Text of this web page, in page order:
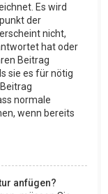
Es wird
der
nicht,
hat oder
Beitrag
sie es für nötig
normale
wenn bereits
anfügen?